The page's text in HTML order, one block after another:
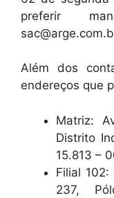
preferir
Além dos
endereços que
Matriz:
Distrito
15.813 –
Filial 102:
237,